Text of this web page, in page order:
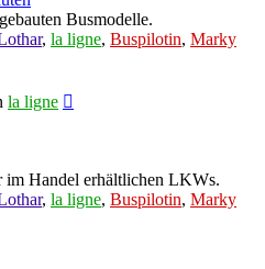
Busmodelle.
, la ligne, Buspilotin, Marky
la ligne
im Handel erhältlichen LKWs.
, la ligne, Buspilotin, Marky